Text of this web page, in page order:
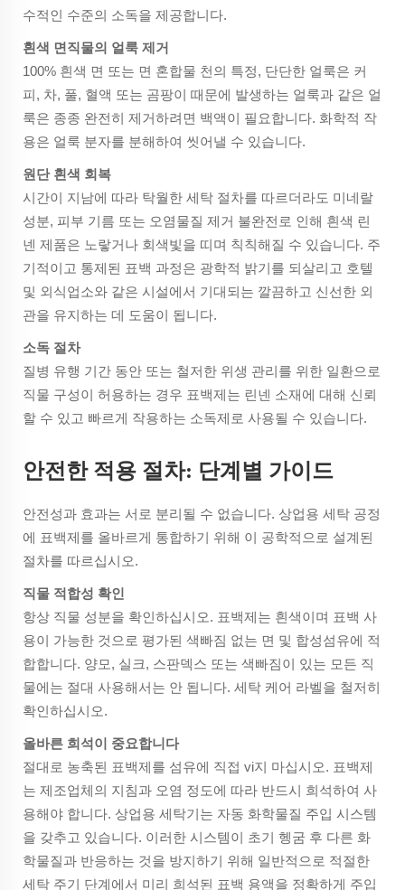
수적인 수준의 소독을 제공합니다.
흰색 면직물의 얼룩 제거
100% 흰색 면 또는 면 혼합물 천의 특정, 단단한 얼룩은 커
피, 차, 풀, 혈액 또는 곰팡이 때문에 발생하는 얼룩과 같은 얼
룩은 종종 완전히 제거하려면 백액이 필요합니다. 화학적 작
용은 얼룩 분자를 분해하여 씻어낼 수 있습니다.
원단 흰색 회복
시간이 지남에 따라 탁월한 세탁 절차를 따르더라도 미네랄
성분, 피부 기름 또는 오염물질 제거 불완전로 인해 흰색 린
넨 제품은 노랗거나 회색빛을 띠며 칙칙해질 수 있습니다. 주
기적이고 통제된 표백 과정은 광학적 밝기를 되살리고 호텔
및 외식업소와 같은 시설에서 기대되는 깔끔하고 신선한 외
관을 유지하는 데 도움이 됩니다.
소독 절차
질병 유행 기간 동안 또는 철저한 위생 관리를 위한 일환으로
직물 구성이 허용하는 경우 표백제는 린넨 소재에 대해 신뢰
할 수 있고 빠르게 작용하는 소독제로 사용될 수 있습니다.
안전한 적용 절차: 단계별 가이드
안전성과 효과는 서로 분리될 수 없습니다. 상업용 세탁 공정
에 표백제를 올바르게 통합하기 위해 이 공학적으로 설계된
절차를 따르십시오.
직물 적합성 확인
항상 직물 성분을 확인하십시오. 표백제는 흰색이며 표백 사
용이 가능한 것으로 평가된 색빠짐 없는 면 및 합성섬유에 적
합합니다. 양모, 실크, 스판덱스 또는 색빠짐이 있는 모든 직
물에는 절대 사용해서는 안 됩니다. 세탁 케어 라벨을 철저히
확인하십시오.
올바른 희석이 중요합니다
절대로 농축된 표백제를 섬유에 직접 vi지 마십시오. 표백제
는 제조업체의 지침과 오염 정도에 따라 반드시 희석하여 사
용해야 합니다. 상업용 세탁기는 자동 화학물질 주입 시스템
을 갖추고 있습니다. 이러한 시스템이 초기 헹굼 후 다른 화
학물질과 반응하는 것을 방지하기 위해 일반적으로 적절한
세탁 주기 단계에서 미리 희석된 표백 용액을 정확하게 주입